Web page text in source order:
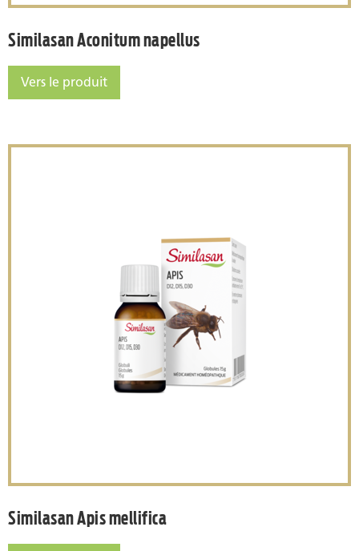
Similasan Aconitum napellus
Similasan Aconitum napellus
Vers le produit
Similasan Apis mellifica
Similasan Apis mellifica